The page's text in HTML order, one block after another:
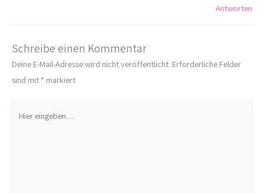
Antworten
Schreibe einen Kommentar
Deine E-Mail-Adresse wird nicht veröffentlicht. Erforderliche Felder
sind mit * markiert
eingeben…